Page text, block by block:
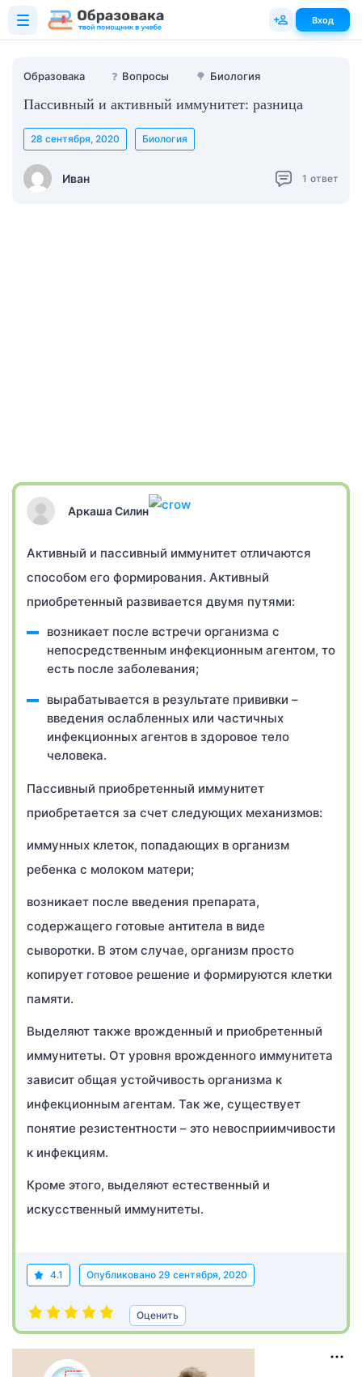
Образовака ❓ Вопросы 🌳 Биология
Пассивный и активный иммунитет: разница
Иван
28 сентября, 2020 Биология
1 ответ
Аркаша Силин
Активный и пассивный иммунитет отличаются
способом его формирования. Активный
приобретенный развивается двумя путями:
возникает после встречи организма с
непосредственным инфекционным агентом, то
есть после заболевания;
вырабатывается в результате прививки –
введения ослабленных или частичных
инфекционных агентов в здоровое тело
человека.
Пассивный приобретенный иммунитет
приобретается за счет следующих механизмов:
иммунных клеток, попадающих в организм
ребенка с молоком матери;
возникает после введения препарата,
содержащего готовые антитела в виде
сыворотки. В этом случае, организм просто
копирует готовое решение и формируются клетки
памяти.
Выделяют также врожденный и приобретенный
иммунитеты. От уровня врожденного иммунитета
зависит общая устойчивость организма к
инфекционным агентам. Так же, существует
понятие резистентности – это невосприимчивости
к инфекциям.
Кроме этого, выделяют естественный и
искусственный иммунитеты.
4.1 Опубликовано 29 сентября, 2020
Оценить
Вход